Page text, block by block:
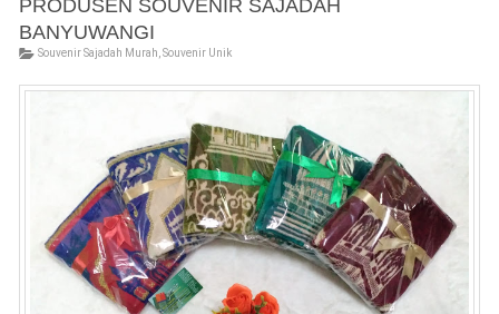
PRODUSEN SOUVENIR SAJADAH
BANYUWANGI
Souvenir Sajadah Murah Souvenir Unik